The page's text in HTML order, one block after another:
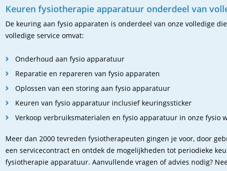
Keuren fysiotherapie apparatuur onderdeel van
De keuring aan fysio apparaten is onderdeel van onze volledige
volledige service omvat:
Onderhoud aan fysio apparatuur
Reparatie en repareren van fysio apparaten
Oplossen van een storing aan fysio apparatuur
Keuren van fysio apparatuur inclusief keuringssticker
Verkoop verbruiksmaterialen en fysio apparatuur in onze fysio
Meer dan 2000 tevreden fysiotherapeuten gingen je voor, door
een servicecontract en ontdek de mogelijkheden tot periodieke
fysiotherapie apparatuur. Aanvullende vragen of advies nodig?